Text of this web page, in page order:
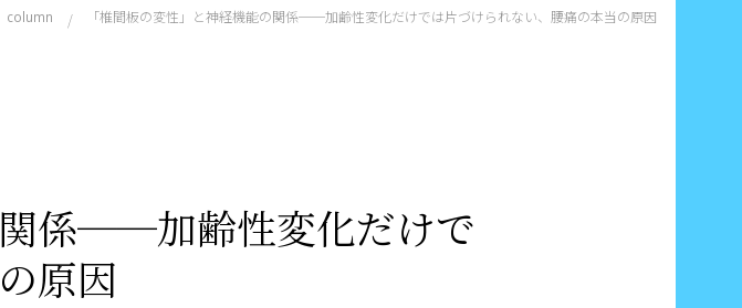
column 「椎間板の変性」と神経機能の関係──加齢性変化だけでは片づけられない、腰痛の本当の原因
関係──加齢性変化だけで
原因